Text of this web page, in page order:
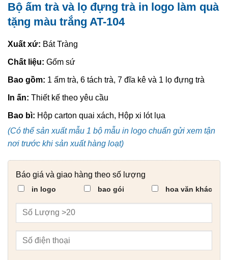
Bộ ấm trà và lọ đựng trà in logo làm quà
tặng màu trắng AT-104
Xuất xứ: Bát Tràng
Chất liệu: Gốm sứ
Bao gồm: 1 ấm trà, 6 tách trà, 7 đĩa kê và 1 lọ đựng trà
In ấn: Thiết kế theo yêu cầu
Bao bì: Hộp carton quai xách, Hộp xi lót lụa
(Có thể sản xuất mẫu 1 bộ mẫu in logo chuẩn gửi xem tận
nơi trước khi sản xuất hàng loạt)
Báo giá và giao hàng theo số lượng
in logo bao gói hoa văn khác